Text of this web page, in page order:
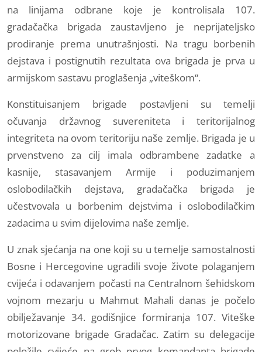
na linijama odbrane koje je kontrolisala 107.
gradačačka brigada zaustavljeno je neprijateljsko
prodiranje prema unutrašnjosti. Na tragu borbenih
dejstava i postignutih rezultata ova brigada je prva u
armijskom sastavu proglašenja „viteškom“.
Konstituisanjem brigade postavljeni su temelji
očuvanja državnog suvereniteta i teritorijalnog
integriteta na ovom teritoriju naše zemlje. Brigada je u
prvenstveno za cilj imala odbrambene zadatke a
kasnije, stasavanjem Armije i poduzimanjem
oslobodilačkih dejstava, gradačačka brigada je
učestvovala u borbenim dejstvima i oslobodilačkim
zadacima u svim dijelovima naše zemlje.
U znak sjećanja na one koji su u temelje samostalnosti
Bosne i Hercegovine ugradili svoje živote polaganjem
cvijeća i odavanjem počasti na Centralnom šehidskom
vojnom mezarju u Mahmut Mahali danas je počelo
obilježavanje 34. godišnjice formiranja 107. Viteške
motorizovane brigade Gradačac. Zatim su delegacije